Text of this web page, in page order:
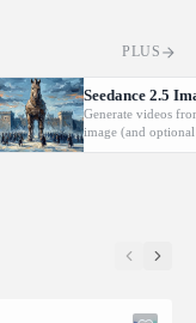
PLUS
Seedance 2.5
Generate videos
image (and
with native audio.